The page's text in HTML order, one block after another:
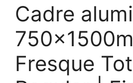
Cadre
Fresque